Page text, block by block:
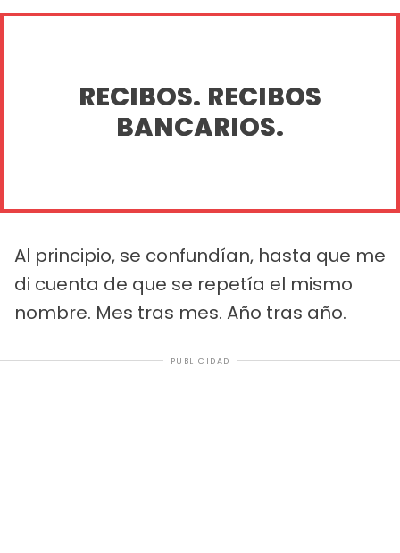
RECIBOS. RECIBOS
BANCARIOS.
Al principio, se confundían, hasta que me
di cuenta de que se repetía el mismo
nombre. Mes tras mes. Año tras año.
PUBLICIDAD